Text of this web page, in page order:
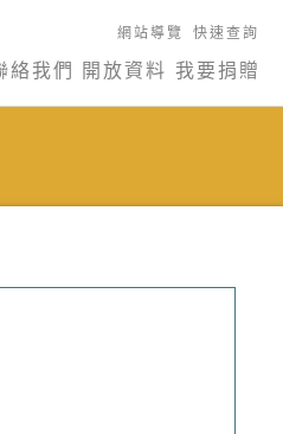
網站導覽 快速查詢
絡我們 開放資料 我要捐贈